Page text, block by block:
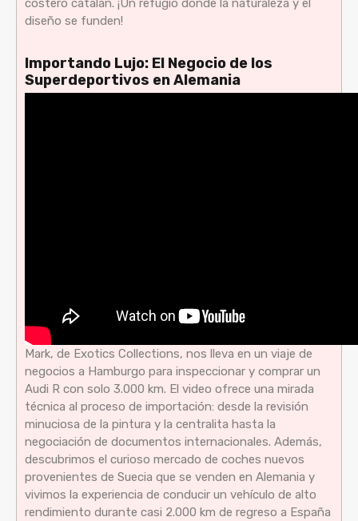
costero catalán. ¡Un refugio donde la naturaleza y el
diseño se funden!
Importando Lujo: El Negocio de los
Superdeportivos en Alemania
Mark, de Exotics Collections, nos lleva en un viaje de
negocios a Hamburgo para inspeccionar y comprar un
Audi R con solo 3.000 km. El video ofrece una mirada
técnica al proceso de importación: desde la revisión
minuciosa de la pintura y la centralita hasta la
negociación de documentos internacionales. Además,
descubrimos el curioso mercado de coches nuevos
provenientes de Suecia que se venden en Alemania y
vivimos la experiencia de conducir un vehículo de alto
rendimiento durante casi 2.000 km de regreso a España